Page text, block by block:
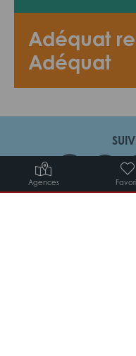
Agences
Adéquat
Adéquat